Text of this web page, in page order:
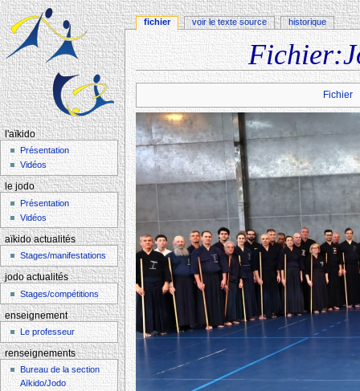
Aller à :navigation , rechercher
Fichier
fichier voir le texte source historique
l'aïkido
Présentation
Vidéos
le jodo
Présentation
Vidéos
aïkido actualités
Stages/manifestations
jodo actualités
Stages/compétitions
enseignement
Le professeur
renseignements
Bureau de la section
Aïkido/Jodo